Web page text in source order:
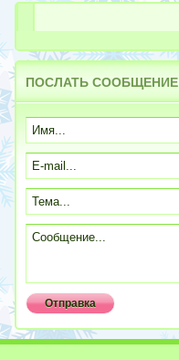
ПОСЛАТЬ СООБЩЕНИЕ